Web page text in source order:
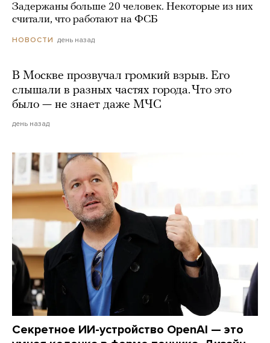
Задержаны больше 20 человек. Некоторые из них
считали, что работают на ФСБ
НОВОСТИ день назад
В Москве прозвучал громкий взрыв. Его
слышали в разных частях города. Что это
было — не знает даже МЧС
день назад
Секретное ИИ-устройство OpenAI — это